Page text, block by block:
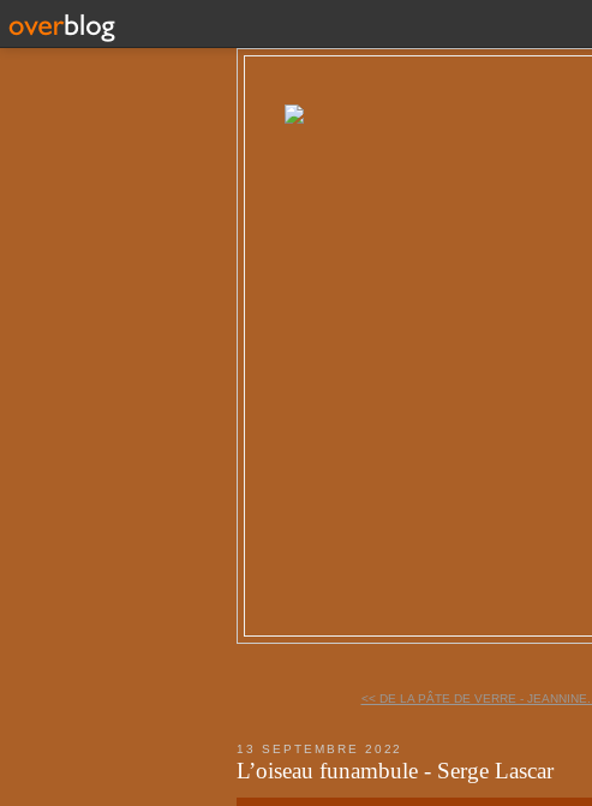
<< DE LA PÂTE DE VERRE - JEANNINE...
13 SEPTEMBRE 2022
L’oiseau funambule - Serge Lascar